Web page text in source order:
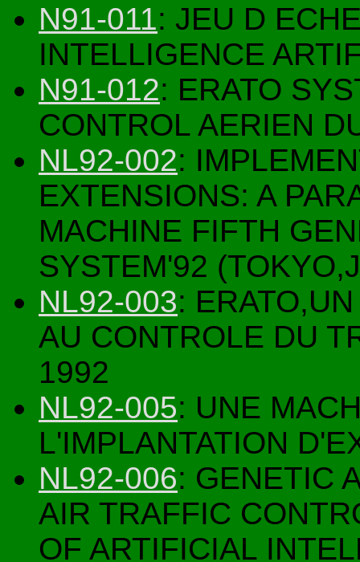
N91-011: JEU D
INTELLIGENCE
N91-012: ERATO
CONTROL AERIEN
NL92-002:
EXTENSIONS: A
MACHINE FIFTH
SYSTEM'92
NL92-003:
AU CONTROLE DU
1992
NL92-005: UNE
L'IMPLANTATION
NL92-006: GENETIC
AIR TRAFFIC
OF ARTIFICIAL